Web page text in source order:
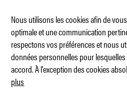
La nouvelle BMW M2 xDrive
Nous utilisons les cookies afin de
optimale et une communication
respectons vos préférences et nous
données personnelles pour
accord. À l'exception des cookies
plus